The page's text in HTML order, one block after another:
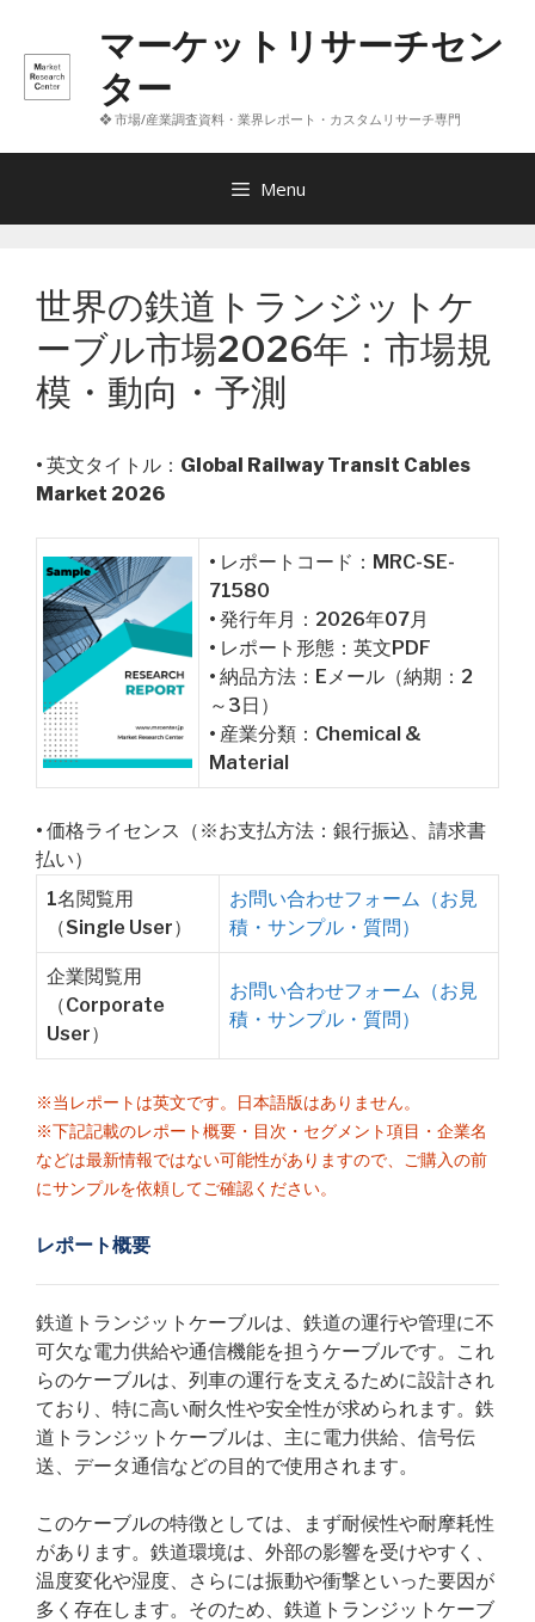
へ
マーケットリサーチセン
ター
❖ 市場/産業調査資料・業界レポート・カスタムリサーチ専門
Menu
世界の鉄道トランジットケ
ーブル市場2026年：市場規
模・動向・予測
• 英文タイトル： Global Railway Transit Cables
Market 2026
• レポートコード：MRC-SE-
71580
• 発行年月：2026年07月
• レポート形態：英文PDF
• 納品方法：Eメール（納期：2
～3日）
• 産業分類：Chemical &
Material
• 価格ライセンス（※お支払方法：銀行振込、請求書
払い）
1名閲覧用
（Single User）
お問い合わせフォーム（お見
積・サンプル・質問）
企業閲覧用
（Corporate
User）
お問い合わせフォーム（お見
積・サンプル・質問）
※当レポートは英文です。日本語版はありません。
※下記記載のレポート概要・目次・セグメント項目・企業名
などは最新情報ではない可能性がありますので、ご購入の前
にサンプルを依頼してご確認ください。
レポート概要
鉄道トランジットケーブルは、鉄道の運行や管理に不
可欠な電力供給や通信機能を担うケーブルです。これ
らのケーブルは、列車の運行を支えるために設計され
ており、特に高い耐久性や安全性が求められます。鉄
道トランジットケーブルは、主に電力供給、信号伝
送、データ通信などの目的で使用されます。
このケーブルの特徴としては、まず耐候性や耐摩耗性
があります。鉄道環境は、外部の影響を受けやすく、
温度変化や湿度、さらには振動や衝撃といった要因が
多く存在します。そのため、鉄道トランジットケーブ